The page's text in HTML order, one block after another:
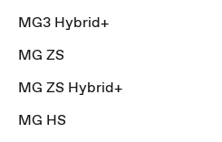
MG3 Hybrid+
MG ZS
MG ZS Hybrid+
MG HS